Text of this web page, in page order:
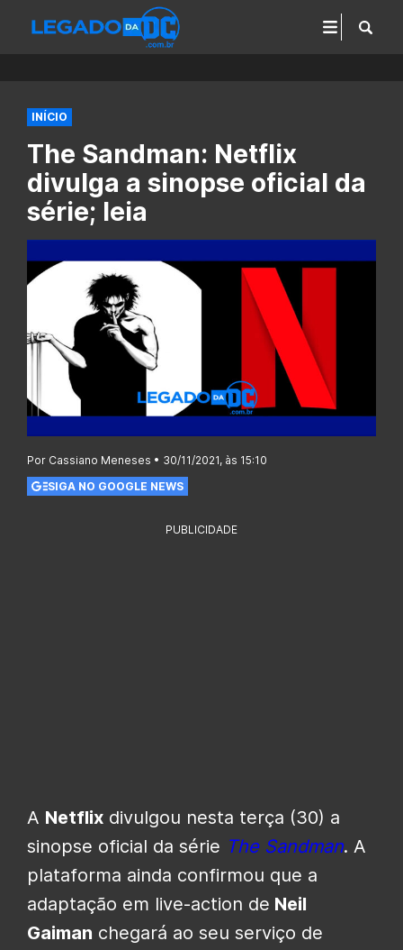
INÍCIO
The Sandman: Netflix
divulga a sinopse oficial da
série; leia
Por Cassiano Meneses • 30/11/2021, às 15:10
SIGA NO GOOGLE NEWS
PUBLICIDADE
A Netflix divulgou nesta terça (30) a
sinopse oficial da série The Sandman. A
plataforma ainda confirmou que a
adaptação em live-action de Neil
Gaiman chegará ao seu serviço de